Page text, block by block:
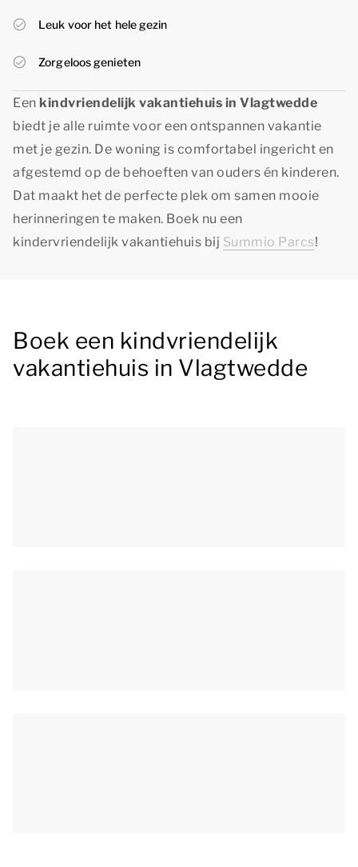
Leuk voor het hele gezin
Zorgeloos genieten
Een kindvriendelijk vakantiehuis in Vlagtwedde
biedt je alle ruimte voor een ontspannen vakantie
met je gezin. De woning is comfortabel ingericht en
afgestemd op de behoeften van ouders én kinderen.
Dat maakt het de perfecte plek om samen mooie
herinneringen te maken. Boek nu een
kindervriendelijk vakantiehuis bij Summio Parcs!
Boek een kindvriendelijk
vakantiehuis in Vlagtwedde